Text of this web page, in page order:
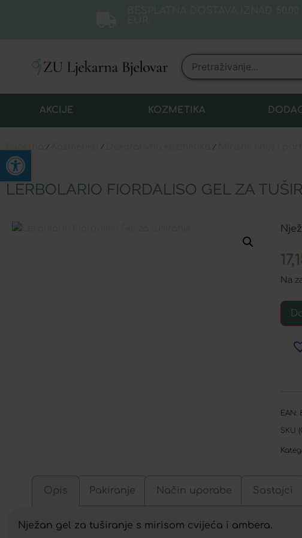
Open toolbar
AKCIJE KOZMETIKA
/ / /
LERBOLARIO FIORDALISO GEL ZA
Na
EAN:
SKU
Opis Pakiranje Način uporabe Sastojci
Nježan gel za tuširanje s mirisom cvijeća i ambera.